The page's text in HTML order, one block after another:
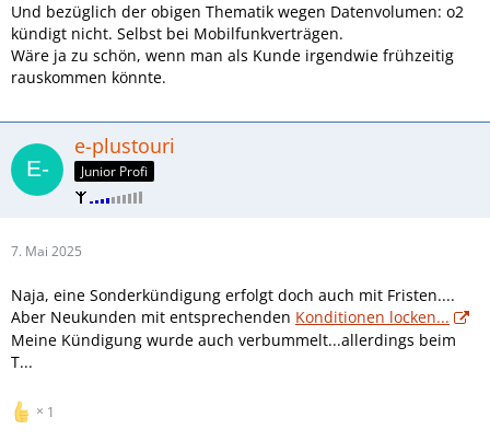
Und bezüglich der obigen Thematik wegen Datenvolumen: o2
kündigt nicht. Selbst bei Mobilfunkverträgen.
Wäre ja zu schön, wenn man als Kunde irgendwie frühzeitig
rauskommen könnte.
e-plustouri
Junior Profi
7. Mai 2025
Naja, eine Sonderkündigung erfolgt doch auch mit Fristen....
Aber Neukunden mit entsprechenden Konditionen locken...
Meine Kündigung wurde auch verbummelt...allerdings beim
T...
1